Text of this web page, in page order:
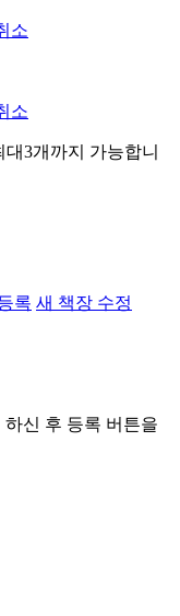
소
소
3개까지 가능합니
록 새 책장 수정
하신 후 등록 버튼을